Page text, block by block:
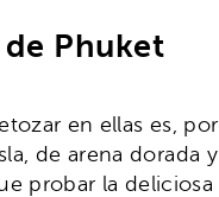
Phuket
en ellas es,
de arena
probar la